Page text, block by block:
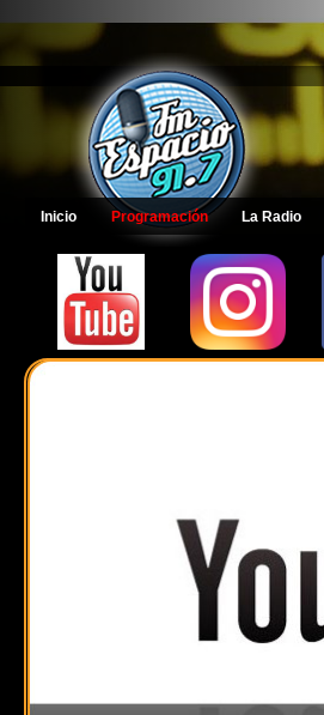
Inicio Programación La Radio